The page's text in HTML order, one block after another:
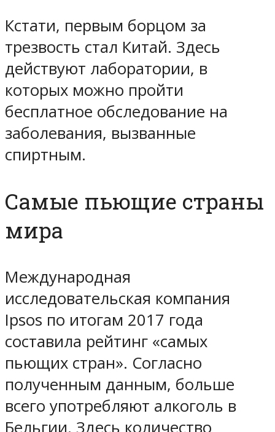
Кстати, первым борцом за
трезвость стал Китай. Здесь
действуют лаборатории, в
которых можно пройти
бесплатное обследование на
заболевания, вызванные
спиртным.
Самые пьющие страны
мира
Международная
исследовательская компания
Ipsos по итогам 2017 года
составила рейтинг «самых
пьющих стран». Согласно
полученным данным, больше
всего употребляют алкоголь в
Бельгии. Здесь количество